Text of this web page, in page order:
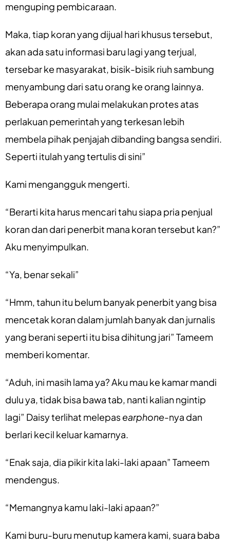
menguping pembicaraan.
Maka, tiap koran yang dijual hari khusus tersebut,
akan ada satu informasi baru lagi yang terjual,
tersebar ke masyarakat, bisik-bisik riuh sambung
menyambung dari satu orang ke orang lainnya.
Beberapa orang mulai melakukan protes atas
perlakuan pemerintah yang terkesan lebih
membela pihak penjajah dibanding bangsa sendiri.
Seperti itulah yang tertulis di sini”
Kami mengangguk mengerti.
“Berarti kita harus mencari tahu siapa pria penjual
koran dan dari penerbit mana koran tersebut kan?”
Aku menyimpulkan.
“Ya, benar sekali”
“Hmm, tahun itu belum banyak penerbit yang bisa
mencetak koran dalam jumlah banyak dan jurnalis
yang berani seperti itu bisa dihitung jari” Tameem
memberi komentar.
“Aduh, ini masih lama ya? Aku mau ke kamar mandi
dulu ya, tidak bisa bawa tab, nanti kalian ngintip
lagi” Daisy terlihat melepasearphone-nya dan
berlari kecil keluar kamarnya.
“Enak saja, dia pikir kita laki-laki apaan” Tameem
mendengus.
“Memangnya kamu laki-laki apaan?”
Kami buru-buru menutup kamera kami, suara baba